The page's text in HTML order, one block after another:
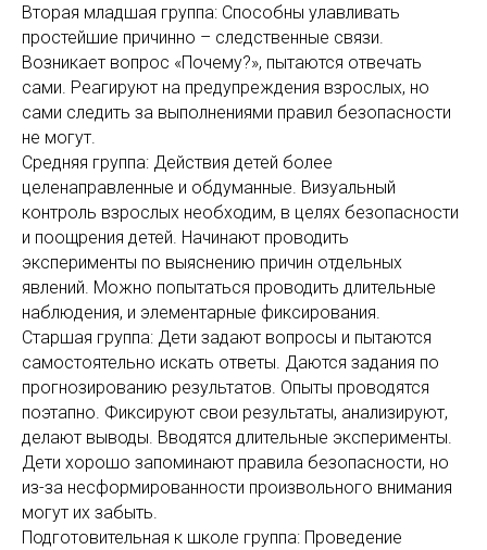
Вторая младшая группа: Способны улавливать
простейшие причинно – следственные связи.
Возникает вопрос «Почему?», пытаются отвечать
сами. Реагируют на предупреждения взрослых, но
сами следить за выполнениями правил безопасности
не могут.
Средняя группа: Действия детей более
целенаправленные и обдуманные. Визуальный
контроль взрослых необходим, в целях безопасности
и поощрения детей. Начинают проводить
эксперименты по выяснению причин отдельных
явлений. Можно попытаться проводить длительные
наблюдения, и элементарные фиксирования.
Старшая группа: Дети задают вопросы и пытаются
самостоятельно искать ответы. Даются задания по
прогнозированию результатов. Опыты проводятся
поэтапно. Фиксируют свои результаты, анализируют,
делают выводы. Вводятся длительные эксперименты.
Дети хорошо запоминают правила безопасности, но
из-за несформированности произвольного внимания
могут их забыть.
Подготовительная к школе группа: Проведение